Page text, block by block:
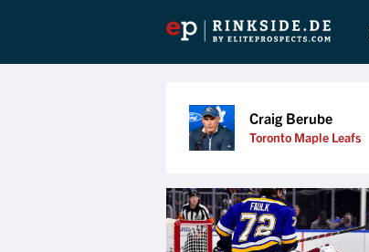
Craig Berube
Toronto Maple Leafs